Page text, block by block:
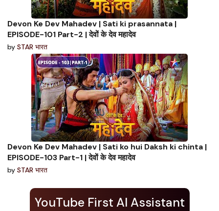
YouTube First AI Assistant
Devon Ke Dev Mahadev | Sati ki prasannata |
EPISODE-101 Part-2 | देवों के देव महादेव
by STAR भारत
Devon Ke Dev Mahadev | Sati ko hui Daksh ki chinta |
EPISODE-103 Part-1 | देवों के देव महादेव
by STAR भारत